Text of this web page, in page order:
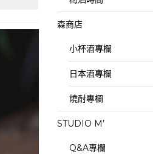
森商店
小杯酒專欄
日本酒專欄
燒酎專欄
STUDIO M’
Q&A專欄